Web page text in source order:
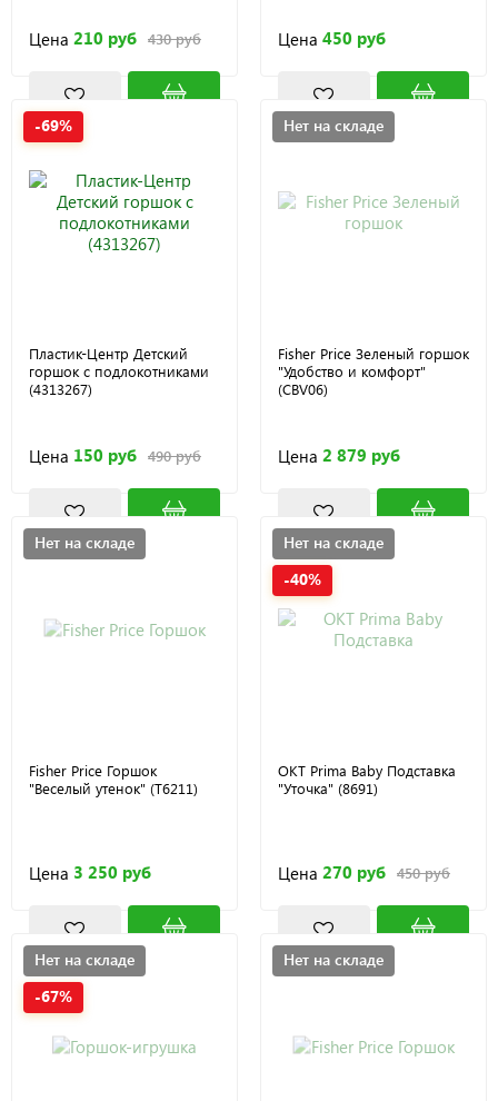
Цена 210 руб 430 руб Цена 450 руб
-69%
Пластик-Центр Детский
горшок с подлокотниками
(4313267)
Цена 150 руб 490 руб
Нет на складе
Fisher Price Зеленый горшок
"Удобство и комфорт"
(CBV06)
Цена 2 879 руб
Нет на складе
Fisher Price Горшок
"Веселый утенок" (T6211)
Цена 3 250 руб
Нет на складе
-40%
OKT Prima Baby Подставка
"Уточка" (8691)
Цена 270 руб 450 руб
Нет на складе
-67%
Нет на складе